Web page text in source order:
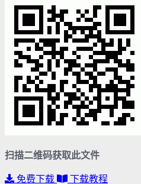
扫描二维码获取此文件
免费下载 下载教程